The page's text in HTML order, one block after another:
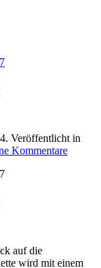
. Veröffentlicht in
Kommentarezu
auf die
wird mit einem